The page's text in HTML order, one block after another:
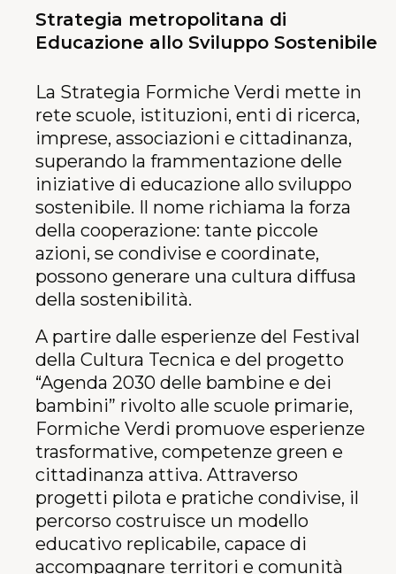
Strategia metropolitana di
Educazione allo Sviluppo Sostenibile
La Strategia Formiche Verdi mette in
rete scuole, istituzioni, enti di ricerca,
imprese, associazioni e cittadinanza,
superando la frammentazione delle
iniziative di educazione allo sviluppo
sostenibile. Il nome richiama la forza
della cooperazione: tante piccole
azioni, se condivise e coordinate,
possono generare una cultura diffusa
della sostenibilità.
A partire dalle esperienze del Festival
della Cultura Tecnica e del progetto
“Agenda 2030 delle bambine e dei
bambini” rivolto alle scuole primarie,
Formiche Verdi promuove esperienze
trasformative, competenze green e
cittadinanza attiva. Attraverso
progetti pilota e pratiche condivise, il
percorso costruisce un modello
educativo replicabile, capace di
accompagnare territori e comunità